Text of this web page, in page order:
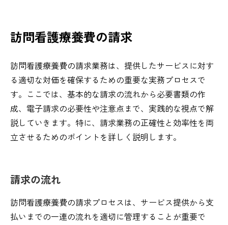
訪問看護療養費の請求
訪問看護療養費の請求業務は、提供したサービスに対す
る適切な対価を確保するための重要な実務プロセスで
す。ここでは、基本的な請求の流れから必要書類の作
成、電子請求の必要性や注意点まで、実践的な視点で解
説していきます。特に、請求業務の正確性と効率性を両
立させるためのポイントを詳しく説明します。
請求の流れ
訪問看護療養費の請求プロセスは、サービス提供から支
払いまでの一連の流れを適切に管理することが重要で